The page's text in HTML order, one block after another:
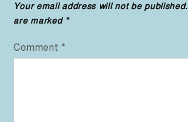
Your email address will not be published.
are marked *
Comment *